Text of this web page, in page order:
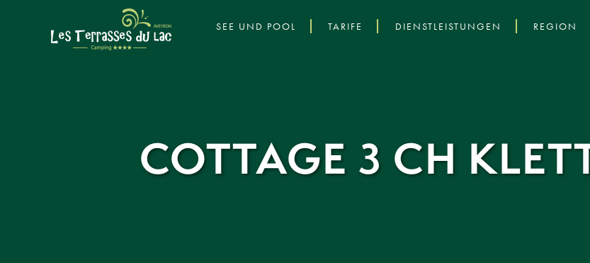
SEE UND POOL TARIFE DIENSTLEISTUNGEN REGION
COTTAGE 3 CH